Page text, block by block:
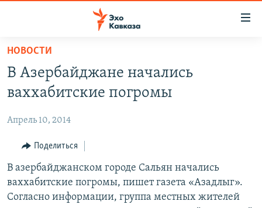
Вернуться
основному
содержанию
навигации
Вернутся
поиску
ТБИЛИСИ
ЦХИНВАЛИ
ВЕСЬ КАВКАЗ
СЕВЕРНЫЙ КАВКАЗ
ТЕМЫ
РУБРИКИ
НОВОСТИ
В Азербайджане начались
ваххабитские погромы
Апрель 10, 2014
Поделиться
В азербайджанском городе Сальян начались
ваххабитские погромы, пишет газета «Азадлыг».
Согласно информации, группа местных жителей